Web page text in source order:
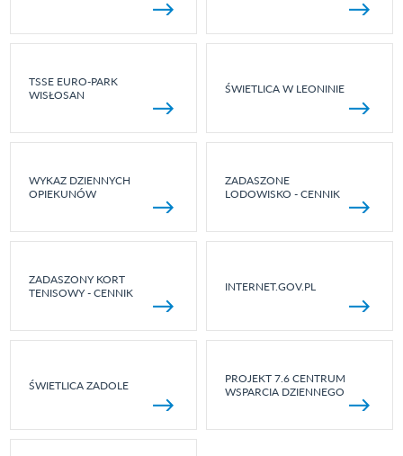
TSSE EURO-PARK
WISŁOSAN
ŚWIETLICA W LEONINIE
WYKAZ DZIENNYCH
OPIEKUNÓW
ZADASZONE
LODOWISKO - CENNIK
ZADASZONY KORT
TENISOWY - CENNIK
INTERNET.GOV.PL
ŚWIETLICA ZADOLE
PROJEKT 7.6 CENTRUM
WSPARCIA DZIENNEGO